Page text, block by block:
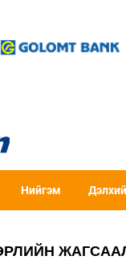
Нийгэм Дэлхий